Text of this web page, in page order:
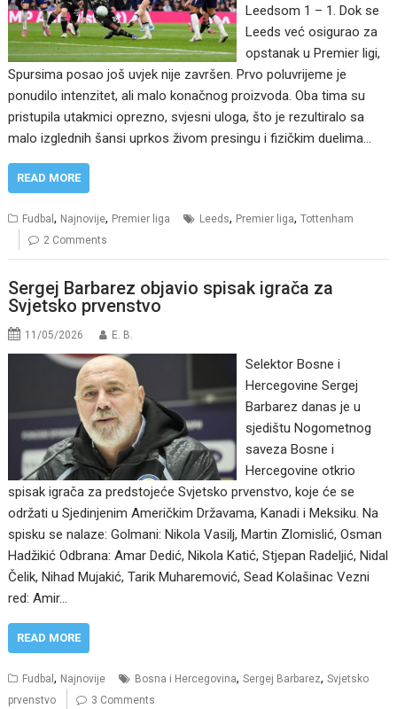
Leedsom 1 – 1. Dok se
Leeds već osigurao za
opstanak u Premier ligi,
Spursima posao još uvjek nije završen. Prvo poluvrijeme je
ponudilo intenzitet, ali malo konačnog proizvoda. Oba tima su
pristupila utakmici oprezno, svjesni uloga, što je rezultiralo sa
malo izglednih šansi uprkos živom presingu i fizičkim duelima…
READ MORE
Fudbal, Najnovije, Premier liga Leeds, Premier liga,Tottenham
2 Comments
Sergej Barbarez objavio spisak igrača za
Svjetsko prvenstvo
11/05/2026 E. B.
Selektor Bosne i
Hercegovine Sergej
Barbarez danas je u
sjedištu Nogometnog
saveza Bosne i
Hercegovine otkrio
spisak igrača za predstojeće Svjetsko prvenstvo, koje će se
održati u Sjedinjenim Američkim Državama, Kanadi i Meksiku. Na
spisku se nalaze: Golmani: Nikola Vasilj, Martin Zlomislić, Osman
Hadžikić Odbrana: Amar Dedić, Nikola Katić, Stjepan Radeljić, Nidal
Čelik, Nihad Mujakić, Tarik Muharemović, Sead Kolašinac Vezni
red: Amir…
READ MORE
Fudbal, Najnovije Bosna i Hercegovina,Sergej Barbarez,Svjetsko
prvenstvo
3 Comments